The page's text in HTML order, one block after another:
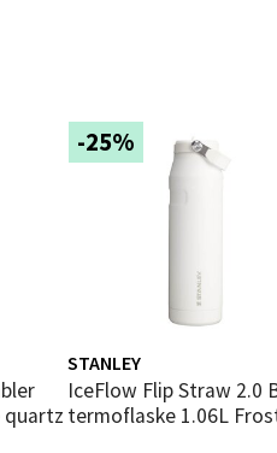
quartz
-25%
STANLEY
IceFlow Flip Straw 2.0 Bottle
termoflaske 1.06L
Ski